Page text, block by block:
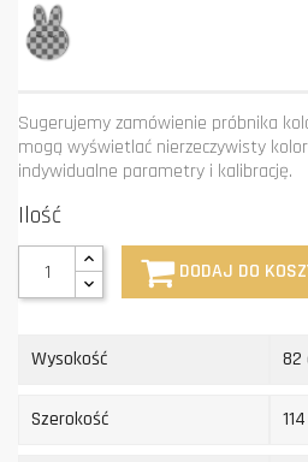
Sugerujemy zamówienie próbnika
mogą wyświetlać nierzeczywisty
indywidualne parametry i kalibrację.
Ilość
DODAJ DO
Wysokość 82
Szerokość